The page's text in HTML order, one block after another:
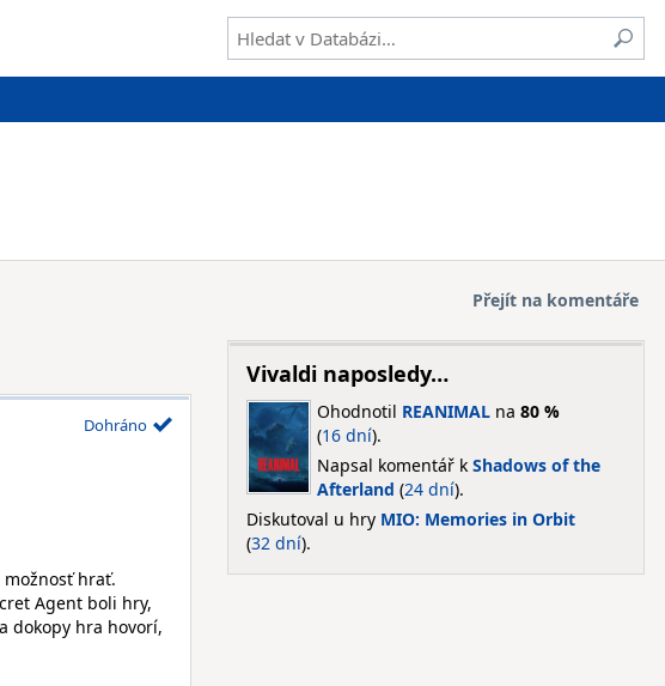
Přejít na komentáře
Dohráno
možnosť hrať.
Agent boli hry,
dokopy hra hovorí,
Vivaldi naposledy…
Ohodnotil REANIMALna 80 %
(16 dní).
Napsal komentář k Shadows of the
Afterland (24 dní).
Diskutoval u hry MIO: Memories in Orbit
(32 dní).